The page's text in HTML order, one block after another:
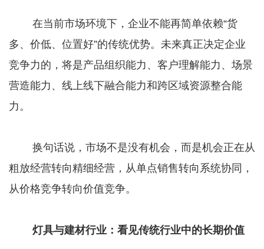
在当前市场环境下，企业不能再简单依赖“货
多、价低、位置好”的传统优势。未来真正决定企业
竞争力的，将是产品组织能力、客户理解能力、场景
营造能力、线上线下融合能力和跨区域资源整合能
力。
换句话说，市场不是没有机会，而是机会正在从
粗放经营转向精细经营，从单点销售转向系统协同，
从价格竞争转向价值竞争。
灯具与建材行业：看见传统行业中的长期价值